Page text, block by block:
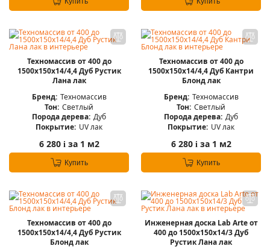
Техномассив от 400 до
1500х150х14/4,4 Дуб Рустик
Лана лак
Бренд: Техномассив
Тон: Светлый
Порода дерева: Дуб
Покрытие: UV лак
6 280 iза 1 м2
Купить
Техномассив от 400 до
1500х150х14/4,4 Дуб Кантри
Блонд лак
Бренд: Техномассив
Тон: Светлый
Порода дерева: Дуб
Покрытие: UV лак
6 280 iза 1 м2
Купить
Техномассив от 400 до
1500х150х14/4,4 Дуб Рустик
Блонд лак
Инженерная доска Lab Arte от
400 до 1500х150х14/3 Дуб
Рустик Лана лак